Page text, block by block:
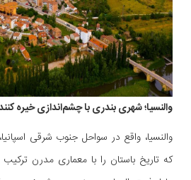
والنسیا؛ شهری بندری با چشم‌اندازی خیره
والنسیا، واقع در سواحل جنوب شرقی
که تاریخ باستان را با معماری مدرن